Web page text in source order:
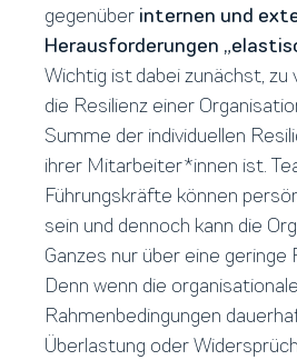
gegenüber internen und
Herausforderungen
Wichtig ist dabei zunächst,
die Resilienz einer
Summe der individuellen
ihrer Mitarbeiter*innen ist.
Führungskräfte können
sein und dennoch kann die
Ganzes nur über eine geringe
Denn wenn die
Rahmenbedingungen
Überlastung oder